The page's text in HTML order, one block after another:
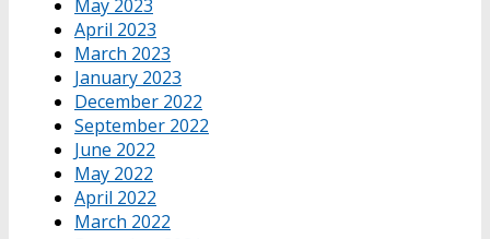
May 2023
April 2023
March 2023
January 2023
December 2022
September 2022
June 2022
May 2022
April 2022
March 2022